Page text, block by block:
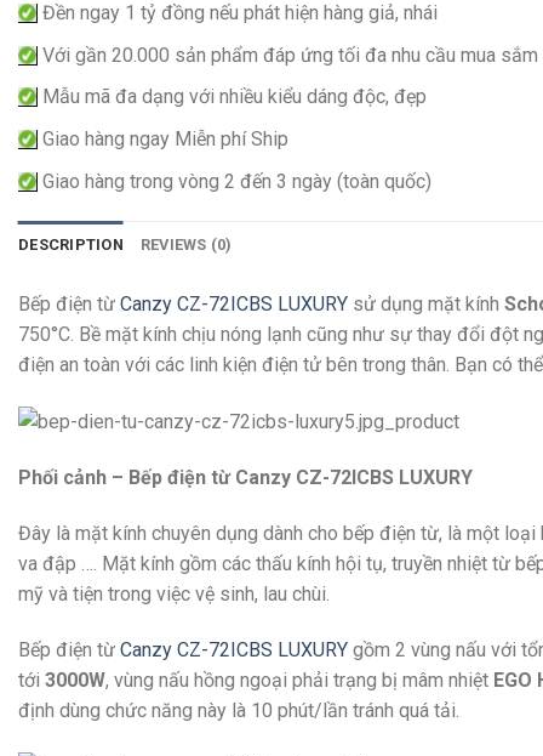
Đền ngay 1 tỷ đồng nếu phát hiện hàng giả, nhái
Với gần 20.000 sản phẩm đáp ứng tối đa nhu cầu mua sắm
Mẫu mã đa dạng với nhiều kiểu dáng độc, đẹp
Giao hàng ngay Miễn phí Ship
Giao hàng trong vòng 2 đến 3 ngày (toàn quốc)
DESCRIPTION REVIEWS (0)
Bếp điện từ Canzy CZ-72ICBS LUXURY sử dụng mặt kính
750°C. Bề mặt kính chịu nóng lạnh cũng như sự thay đổi đột
điện an toàn với các linh kiện điện tử bên trong thân. Bạn có
Phối cảnh – Bếp điện từ Canzy CZ-72ICBS LUXURY
Đây là mặt kính chuyên dụng dành cho bếp điện từ, là một
va đập …. Mặt kính gồm các thấu kính hội tụ, truyền nhiệt từ
mỹ và tiện trong việc vệ sinh, lau chùi.
Bếp điện từ Canzy CZ-72ICBS LUXURY gồm 2 vùng nấu với
tới 3000W, vùng nấu hồng ngoại phải trạng bị mâm nhiệt EGO
định dùng chức năng này là 10 phút/lần tránh quá tải.